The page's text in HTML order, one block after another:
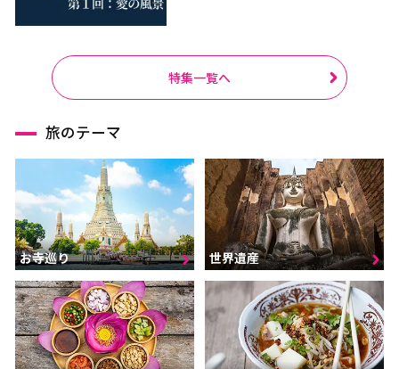
特集一覧へ
旅のテーマ
お寺巡り 世界遺産